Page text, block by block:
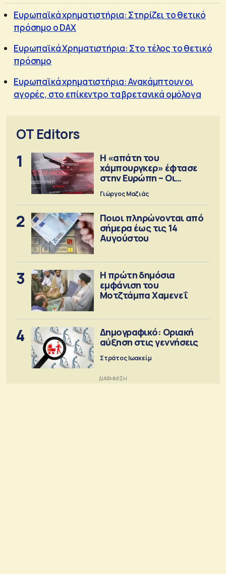
Ευρωπαϊκά χρηματιστήρια: Στηρίζει το θετικό
πρόσημο ο DAX
Ευρωπαϊκά Χρηματιστήρια: Στο τέλος το θετικό
πρόσημο
Ευρωπαϊκά χρηματιστήρια: Ανακάμπτουν οι
αγορές, στο επίκεντρο τα βρετανικά ομόλογα
OT Editors
1
Η «απάτη του
χάμπουργκερ» έφτασε
στην Ευρώπη – Οι
προειδοποιήσεις
Γιώργος Μαζιάς
2
Ποιοι πληρώνονται από
σήμερα έως τις 14
Αυγούστου
3
Η πρώτη δημόσια
εμφάνιση του
Μοτζτάμπα Χαμενεΐ
4
Δημογραφικό: Οριακή
αύξηση στις γεννήσεις
Στράτος Ιωακείμ